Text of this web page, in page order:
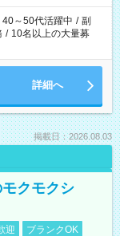
40～50代活躍中 / 副
/ 10名以上の大量募
詳細へ
掲載日：2026.08.03
クモクシ
迎
ブランクOK